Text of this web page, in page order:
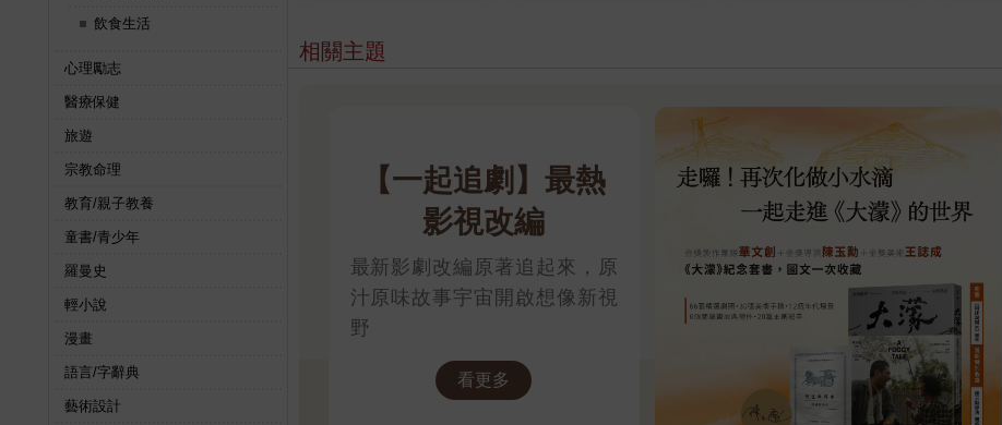
飲食生活
心理勵志
醫療保健
旅遊
宗教命理
教育/親子教養
童書/青少年
羅曼史
輕小說
漫畫
語言/字辭典
藝術設計
相關主題
【一起追劇】最熱
影視改編
最新影劇改編原著追起來，原
汁原味故事宇宙開啟想像新視
野
看更多